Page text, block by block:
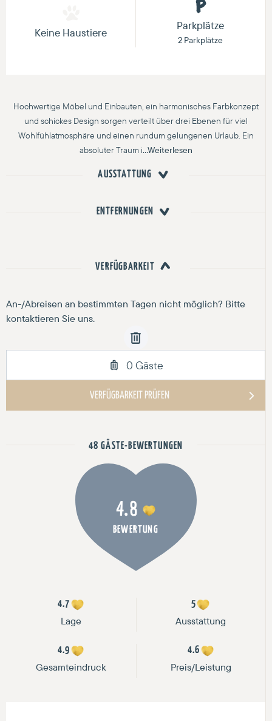
Keine Haustiere
Parkplätze
2 Parkplätze
Hochwertige Möbel und Einbauten, ein harmonisches Farbkonzept
und schickes Design sorgen verteilt über drei Ebenen für viel
Wohlfühlatmosphäre und einen rundum gelungenen Urlaub. Ein
absoluter Traum i...Weiterlesen
AUSSTATTUNG
ENTFERNUNGEN
VERFÜGBARKEIT
48 GÄSTE-BEWERTUNGEN
4.8
BEWERTUNG
4.7
Lage
5
Ausstattung
4.9
Gesamteindruck
4.6
Preis/Leistung